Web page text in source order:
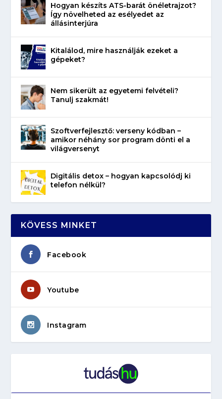
Hogyan készíts ATS-barát önéletrajzot?
Így növelheted az esélyedet az
állásinterjúra
Kitalálod, mire használják ezeket a
gépeket?
Nem sikerült az egyetemi felvételi?
Tanulj szakmát!
Szoftverfejlesztő: verseny kódban –
amikor néhány sor program dönti el a
világversenyt
Digitális detox – hogyan kapcsolódj ki
telefon nélkül?
KÖVESS MINKET
Facebook
Youtube
Instagram